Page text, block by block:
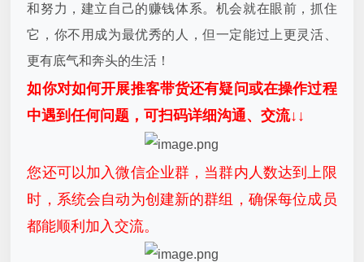
和努力，建立自己的赚钱体系。机会就在眼前，抓住
它，你不用成为最优秀的人，但一定能过上更灵活、
更有底气和奔头的生活！
如你对如何开展推客带货还有疑问或在操作过程
中遇到任何问题，可扫码详细沟通、交流↓↓
您还可以加入微信企业群，当群内人数达到上限
时，系统会自动为创建新的群组，确保每位成员
都能顺利加入交流。